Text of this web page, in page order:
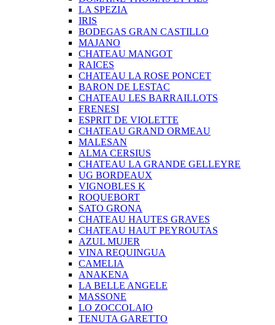
LA SPEZIA
IRIS
BODEGAS GRAN CASTILLO
MAJANO
CHATEAU MANGOT
RAICES
CHATEAU LA ROSE PONCET
BARON DE LESTAC
CHATEAU LES BARRAILLOTS
FRENESI
ESPRIT DE VIOLETTE
CHATEAU GRAND ORMEAU
MALESAN
ALMA CERSIUS
CHATEAU LA GRANDE GELLEYRE
UG BORDEAUX
VIGNOBLES K
ROQUEBORT
SATO GRONA
CHATEAU HAUTES GRAVES
CHATEAU HAUT PEYROUTAS
AZUL MUJER
VINA REQUINGUA
CAMELIA
ANAKENA
LA BELLE ANGELE
MASSONE
LO ZOCCOLAIO
TENUTA GARETTO